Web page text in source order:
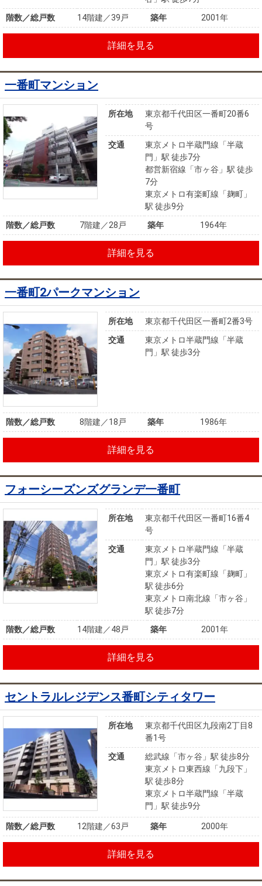
階数／総戸数
14階建／39戸 築年 2001年
詳細を見る
一番町マンション
所在地
東京都千代田区一番町20番6
号
交通
東京メトロ半蔵門線「半蔵
門」駅 徒歩7分
都営新宿線「市ヶ谷」駅 徒歩
7分
東京メトロ有楽町線「麹町」
駅 徒歩9分
階数／総戸数
7階建／28戸 築年 1964年
詳細を見る
一番町2パークマンション
所在地
東京都千代田区一番町2番3号
交通
東京メトロ半蔵門線「半蔵
門」駅 徒歩3分
階数／総戸数 8階建／18戸 築年 1986年
詳細を見る
フォーシーズンズグランデ一番町
所在地
東京都千代田区一番町16番4
号
交通
東京メトロ半蔵門線「半蔵
門」駅 徒歩3分
東京メトロ有楽町線「麹町」
駅 徒歩6分
東京メトロ南北線「市ヶ谷」
駅 徒歩7分
階数／総戸数
14階建／48戸 築年 2001年
詳細を見る
セントラルレジデンス番町シティタワー
所在地
東京都千代田区九段南2丁目8
番1号
交通
総武線「市ヶ谷」駅 徒歩8分
東京メトロ東西線「九段下」
駅 徒歩8分
東京メトロ半蔵門線「半蔵
門」駅 徒歩9分
階数／総戸数 12階建／63戸 築年 2000年
詳細を見る